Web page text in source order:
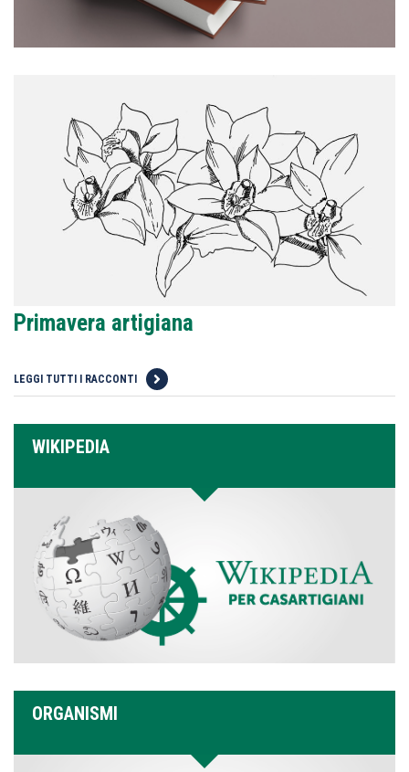
Primavera artigiana
LEGGI TUTTI I RACCONTI
WIKIPEDIA
ORGANISMI